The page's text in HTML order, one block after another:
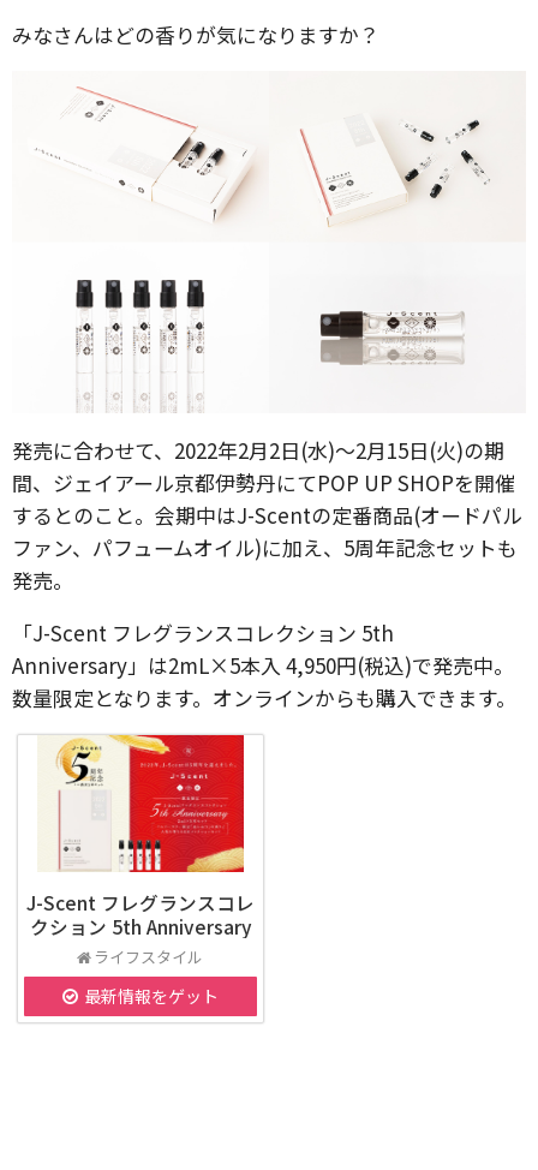
みなさんはどの香りが気になりますか？
発売に合わせて、2022年2月2日(水)～2月15日(火)の期
間、ジェイアール京都伊勢丹にてPOP UP SHOPを開催
するとのこと。会期中はJ-Scentの定番商品(オードパル
ファン、パフュームオイル)に加え、5周年記念セットも
発売。
「J-Scent フレグランスコレクション 5th
Anniversary」は2mL×5本入 4,950円(税込)で発売中。
数量限定となります。オンラインからも購入できます。
J-Scent フレグランスコレ
クション 5th Anniversary
ライフスタイル
最新情報をゲット